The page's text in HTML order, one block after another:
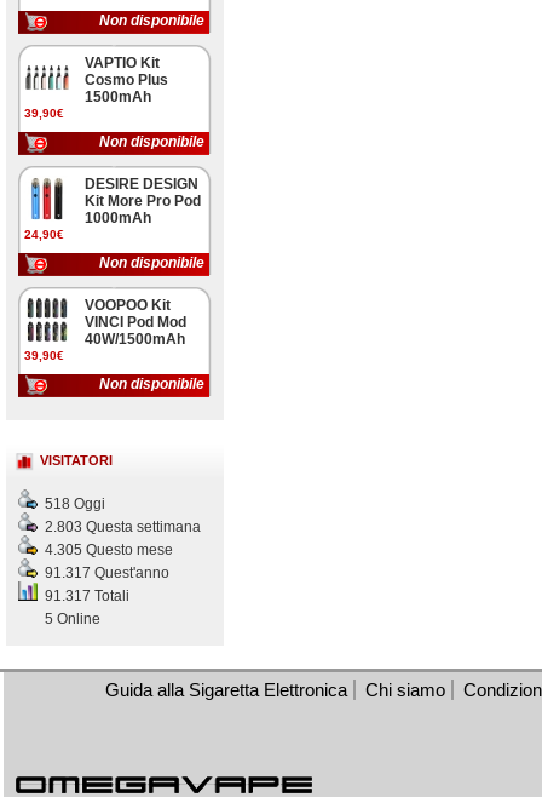
Non disponibile
39,90€
VAPTIO Kit
Cosmo Plus
1500mAh
Non disponibile
24,90€
DESIRE DESIGN
Kit More Pro Pod
1000mAh
Non disponibile
39,90€
VOOPOO Kit
VINCI Pod Mod
40W/1500mAh
Non disponibile
VISITATORI
518 Oggi
2.803 Questa settimana
4.305 Questo mese
91.317 Quest'anno
91.317 Totali
5 Online
Guida alla Sigaretta Elettronica Chi siamo